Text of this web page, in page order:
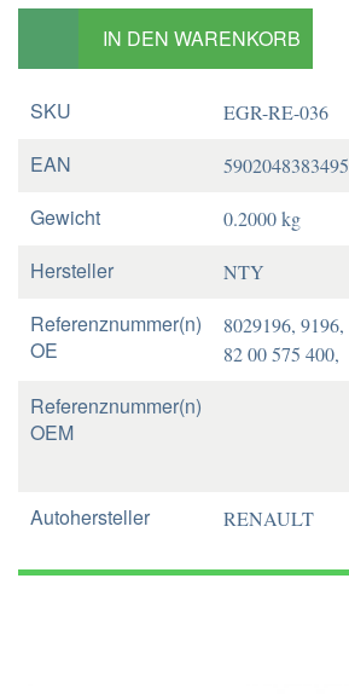
IN DEN WARENKORB
SKU EGR-RE-036
EAN 5902048383495
Gewicht 0.2000 kg
Hersteller NTY
Referenznummer(n)
OE
8029196, 9196,
82 00 575 400,
Referenznummer(n)
OEM
Autohersteller RENAULT